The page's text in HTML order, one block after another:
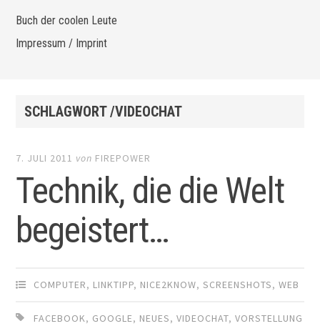
Buch der coolen Leute
Impressum / Imprint
SCHLAGWORT /VIDEOCHAT
7. JULI 2011 von FIREPOWER
Technik, die die Welt
begeistert…
COMPUTER, LINKTIPP, NICE2KNOW,SCREENSHOTS,WEB
FACEBOOK, GOOGLE, NEUES,VIDEOCHAT,VORSTELLUNG